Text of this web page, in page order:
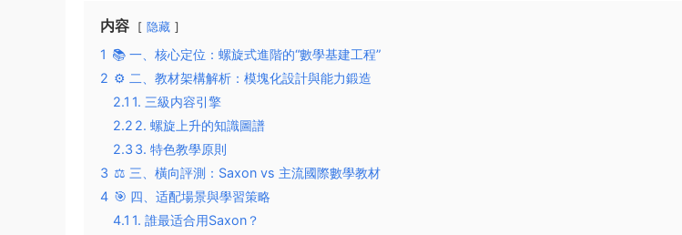
内容 隐藏
1 📚 ​一、核心定位：螺旋式進階的“數學基建工程”​​
2 ⚙️ ​二、教材架構解析：模塊化設計與能力鍛造​
2.1 ​1. 三級内容引擎​
2.2 ​2. 螺旋上升的知識圖譜​
2.3 ​3. 特色教學原則​
3 ⚖️ ​三、橫向評測：Saxon vs 主流國際數學教材​
4 🎯 ​四、适配場景與學習策略​
4.1 ​1. 誰最适合用Saxon？​​